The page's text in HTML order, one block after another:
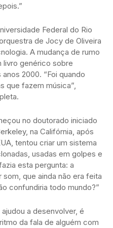
Federal do Rio
de Jocy de Oliveira
A mudança de rumo
livro genérico sobre
2000. “Foi quando
que fazem música”,
no doutorado iniciado
na Califórnia, após
tentou criar um sistema
usadas em golpes e
esta pergunta: a
que ainda não era feita
confundiria todo mundo?”
a desenvolver, é
da fala de alguém com